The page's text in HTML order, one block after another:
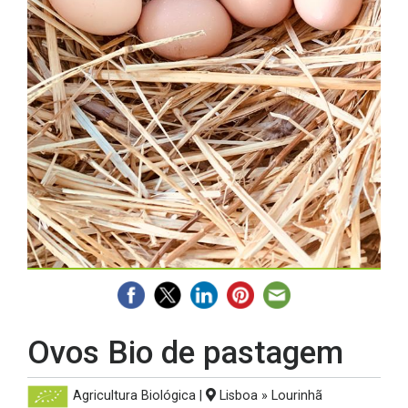
Ovos Bio de pastagem
Agricultura Biológica| Lisboa » Lourinhã